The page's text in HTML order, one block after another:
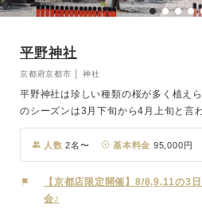
平野神社
京都府京都市 │ 神社
平野神社は珍しい種類の桜が多く植え
のシーズンは3月下旬から4月上旬と言
中旬から4月下旬まで、約1ヶ月間以上
す。美しい桜を背景にした撮影は、一
う。結婚式を行う本殿は国の重要文化
や上賀茂神社・下鴨神社などと同格の
です。その高い社格が、厳かで格調高
人数 2名〜 基本料金 95,000円
【京都店限定開催】8/8,9,11の3
会♪